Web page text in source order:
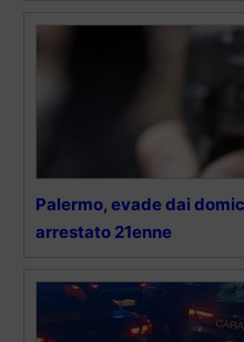
Palermo, evade dai
arrestato 21enne